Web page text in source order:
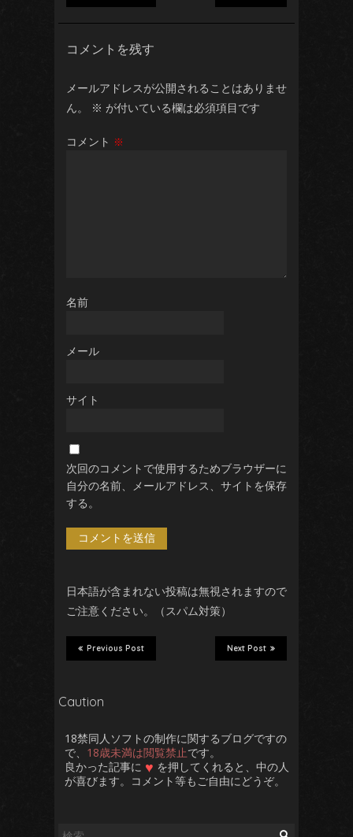
コメントを残す
メールアドレスが公開されることはありませ
ん。
※ が付いている欄は必須項目です
コメント ※
名前
メール
サイト
次回のコメントで使用するためブラウザーに
自分の名前、メールアドレス、サイトを保存
する。
日本語が含まれない投稿は無視されますので
ご注意ください。（スパム対策）
Next Post
Previous Post
Caution
18禁同人ソフトの制作に関するブログですの
で、 18歳未満は閲覧禁止です。
良かった記事に ♥ を押してくれると、中の人
が喜びます。コメント等もご自由にどうぞ。
検